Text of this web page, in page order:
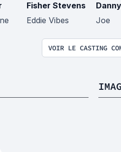
Fisher Stevens
Eddie Vibes
Joe
VOIR LE CASTING